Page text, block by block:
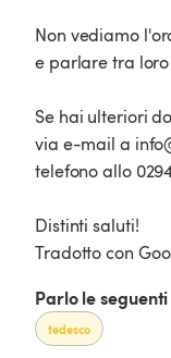
Non vediamo
e parlare tra
Se hai ulteriori
via e-mail a
telefono allo
Distinti saluti!
Tradotto con
Parlo le
tedesco